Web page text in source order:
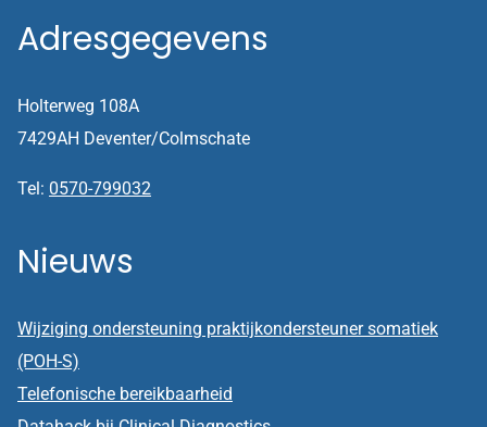
Adresgegevens
Holterweg 108A
7429AH Deventer/Colmschate
Tel: 0570-799032
Nieuws
Wijziging ondersteuning praktijkondersteuner somatiek
(POH-S)
Telefonische bereikbaarheid